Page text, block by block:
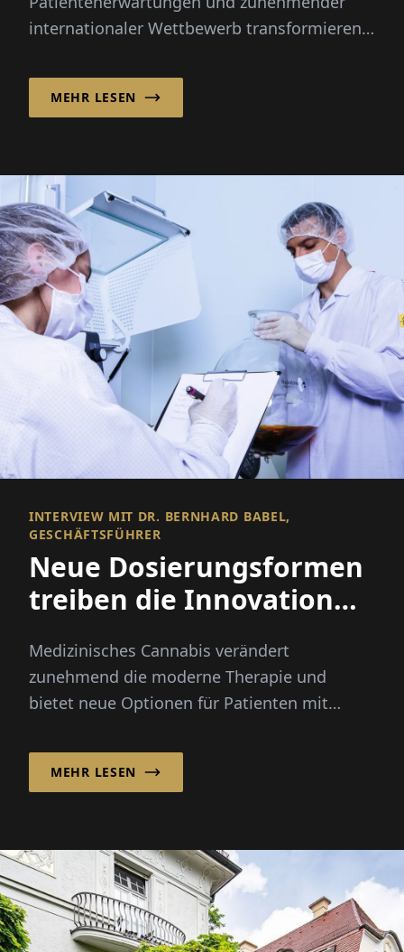
internationaler Wettbewerb transformieren
MEHR LESEN
INTERVIEW MIT DR. BERNHARD BABEL,
GESCHÄFTSFÜHRER
Neue Dosierungsformen
treiben die Innovation
Cannabis voran
Medizinisches Cannabis verändert
zunehmend die moderne Therapie und
bietet neue Optionen für Patienten mit
schweren...
MEHR LESEN